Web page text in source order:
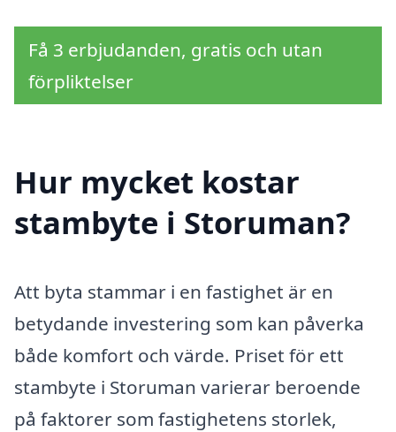
Få 3 erbjudanden, gratis och utan
förpliktelser
Hur mycket kostar
stambyte i Storuman?
Att byta stammar i en fastighet är en
betydande investering som kan påverka
både komfort och värde. Priset för ett
stambyte i Storuman varierar beroende
på faktorer som fastighetens storlek,